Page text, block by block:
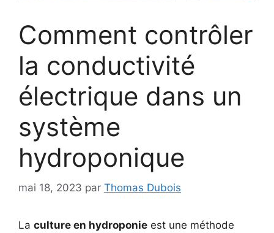
Comment contrôler
la conductivité
électrique dans un
système
hydroponique
mai 18, 2023 par Thomas Dubois
La culture en hydroponie est une méthode